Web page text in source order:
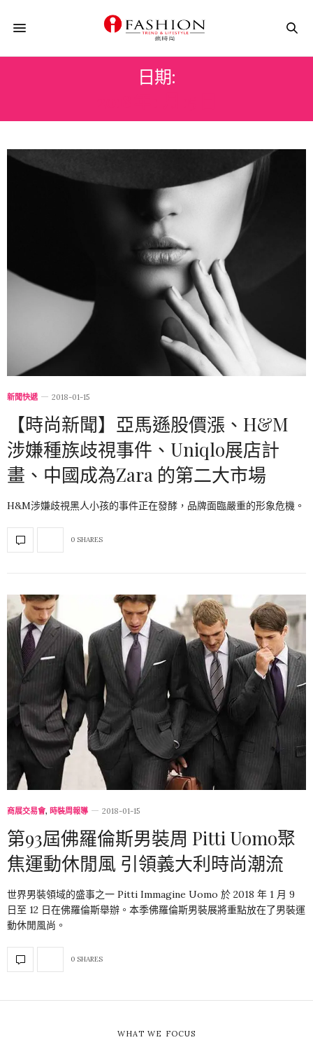
日期:
新聞快遞 2018-01-15
【時尚新聞】亞馬遜股價漲、H&M
涉嫌種族歧視事件、Uniqlo展店計
畫、中國成為Zara 的第二大市場
H&M涉嫌歧視黑人小孩的事件正在發酵，品牌面臨嚴重的形象危機。
0 SHARES
商展交易會, 時裝周報導 2018-01-15
第93屆佛羅倫斯男裝周 Pitti Uomo聚
焦運動休閒風 引領義大利時尚潮流
世界男裝領域的盛事之一 Pitti Immagine Uomo 於 2018 年 1 月 9
日至 12 日在佛羅倫斯舉辦。本季佛羅倫斯男裝展將重點放在了男裝運
動休閒風尚。
0 SHARES
WHAT WE FOCUS